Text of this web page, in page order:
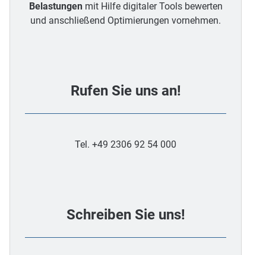
Belastungenmit Hilfe digitaler Tools bewerten
und anschließend Optimierungen vornehmen.
Rufen Sie uns an!
Tel. +49 2306 92 54 000
Schreiben Sie uns!